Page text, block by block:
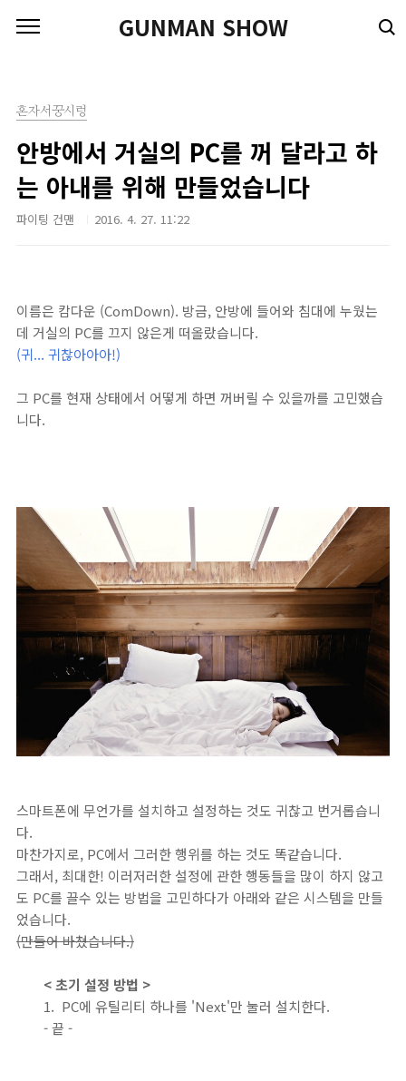
GUNMAN SHOW
혼자서꿍시렁
안방에서 거실의 PC를 꺼 달라고 하
는 아내를 위해 만들었습니다
파이팅 건맨 2016. 4. 27. 11:22
이름은 캄다운 (ComDown). 방금, 안방에 들어와 침대에 누웠는
데 거실의 PC를 끄지 않은게 떠올랐습니다.
(귀... 귀찮아아아!)
그 PC를 현재 상태에서 어떻게 하면 꺼버릴 수 있을까를 고민했습
니다.
스마트폰에 무언가를 설치하고 설정하는 것도 귀찮고 번거롭습니
다.
마찬가지로, PC에서 그러한 행위를 하는 것도 똑같습니다.
그래서, 최대한! 이러저러한 설정에 관한 행동들을 많이 하지 않고
도 PC를 끌수 있는 방법을 고민하다가 아래와 같은 시스템을 만들
었습니다.
(만들어 바쳤습니다.)
< 초기 설정 방법 >
1. PC에 유틸리티 하나를 'Next'만 눌러 설치한다.
- 끝 -